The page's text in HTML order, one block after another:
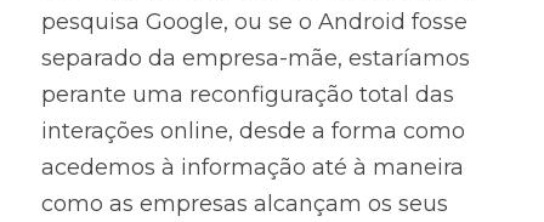
pesquisa Google, ou se o Android fosse
separado da empresa-mãe, estaríamos
perante uma reconfiguração total das
interações online, desde a forma como
acedemos à informação até à maneira
como as empresas alcançam os seus